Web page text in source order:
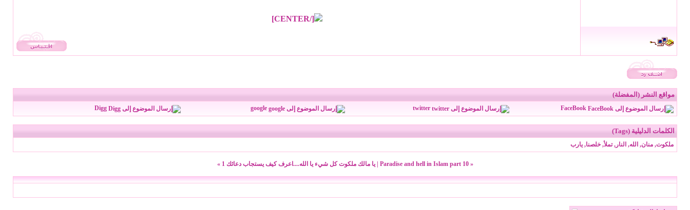
[/CENTER]
مواقع النشر (المفضلة)
FaceBook
twitter
google
Digg
الكلمات الدليلية (Tags)
ملكوت, منان, الله, النار ,تملأ, خلصنا, يارب
«
Paradise and hell in Islam part 10
|يا مالك ملكوت كل شيء يا الله....اعرف كيف يستجاب دعائك 1 »